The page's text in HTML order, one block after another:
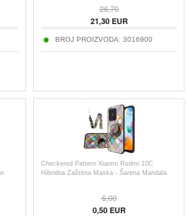
26,70
21,30EUR
BROJ PROIZVODA: 3016900
Checkered Pattern Xiaomi Redmi 10C
Hibridna Zaštitna Maska - Šarena Mandala
6,00
0,50EUR